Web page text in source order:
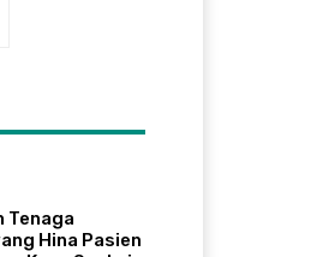
Tenaga
Hina Pasien